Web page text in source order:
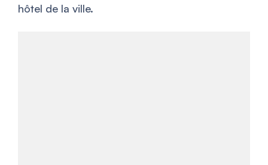
hôtel de la ville.